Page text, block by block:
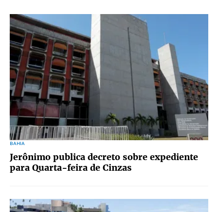
BAHIA
Jerônimo publica decreto sobre expediente
para Quarta-feira de Cinzas